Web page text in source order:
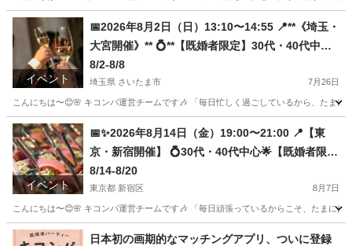
埼玉 さいたま市 パーティー 既婚
イベント
📅2026年8月2日（日）13:10〜14:55 📍**《埼玉・
大宮開催》** 💍**【既婚者限定】30代・40代中心**
✨安心の高身長＆高収入男性が集合！
8/2-8/8
埼玉県 さいたま市 7月26日
こんにちは〜😊🌸 キコンパ運営チームです🎶 「毎日忙しく過ごしているから、たま
埼玉 さいたま市 パーティー 既婚
イベント
📅✨2026年8月14日（金）19:00〜21:00 📍【東
京・新宿開催】 💍30代・40代中心🌟【既婚者限
定】 🌸初参加同士で安心！サポート抜群のキコン
パ初心者飲み会♪
8/14-8/20
東京都 新宿区 8月7日
こんにちは〜😊🌸 キコンパ運営チームです🎶 「毎日頑張っているからこそ、たまに
東京 新宿区 パーティー キコンパ
日本初の画期的なマッチングアプリ、ついに登録